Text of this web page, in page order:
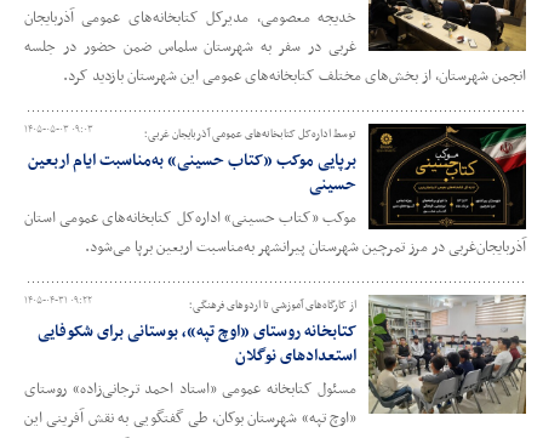
خدیجه معصومی، مدیرکل کتابخانه‌های عمومی آذربایجان‌
غربی در سفر به شهرستان سلماس ضمن حضور در جلسه
انجمن شهرستان، از بخش‌های مختلف کتابخانه‌های عمومی این شهرستان بازدید کرد.
۱۴۰۵-۰۵-۰۳ ۰۹:۰۳ توسط اداره‌کل کتابخانه‌های عمومی آذربایجان‌ غربی؛
برپایی موکب «کتاب حسینی» به‌مناسبت ایام اربعین
حسینی
موکب «کتاب حسینی» اداره‌کل کتابخانه‌های عمومی استان
آذربایجان‌غربی در مرز تمرچین شهرستان پیرانشهر به‌مناسبت اربعین برپا می‌شود.
۱۴۰۵-۰۴-۳۱ ۰۹:۲۲ از کارگاه‌های آموزشی تا اردوهای فرهنگی؛
کتابخانه روستای «اوچ تپه»، بوستانی برای شکوفایی
استعدادهای نوگلان
مسئول کتابخانه عمومی «استاد احمد ترجانی‌زاده» روستای
«اوچ تپه» شهرستان بوکان، طی گفتگویی به نقش آفرینی این